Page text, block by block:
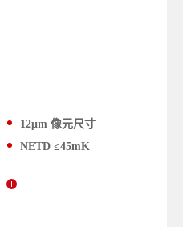
12μm 像元尺寸
NETD ≤45mK